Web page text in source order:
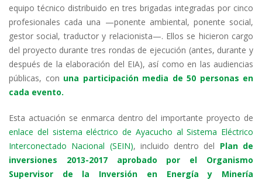
equipo técnico distribuido en tres brigadas integradas por cinco
profesionales cada una —ponente ambiental, ponente social,
gestor social, traductor y relacionista—. Ellos se hicieron cargo
del proyecto durante tres rondas de ejecución (antes, durante y
después de la elaboración del EIA), así como en las audiencias
públicas, con una participación media de 50 personas en
cada evento.
Esta actuación se enmarca dentro del importante proyecto de
enlace del sistema eléctrico de Ayacucho al Sistema Eléctrico
Interconectado Nacional (SEIN), incluido dentro del Plan de
inversiones 2013-2017 aprobado por el Organismo
Supervisor de la Inversión en Energía y Minería